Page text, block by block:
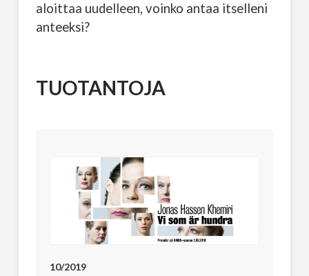
aloittaa uudelleen, voinko antaa itselleni
anteeksi?
TUOTANTOJA
10/2019